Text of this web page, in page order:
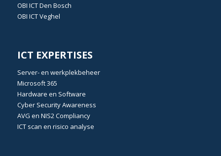
OBI ICT Den Bosch
OBI ICT Veghel
ICT EXPERTISES
Server- en werkplekbeheer
Microsoft 365
Hardware en Software
Cyber Security Awareness
AVG en NIS2 Compliancy
ICT scan en risico analyse